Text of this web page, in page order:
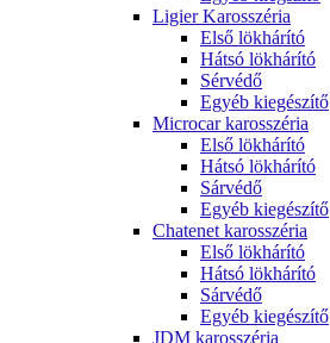
Ligier Karosszéria
Első lökhárító
Hátsó lökhárító
Sérvédő
Egyéb kiegészítő
Microcar karosszéria
Első lökhárító
Hátsó lökhárító
Sárvédő
Egyéb kiegészítő
Chatenet karosszéria
Első lökhárító
Hátsó lökhárító
Sárvédő
Egyéb kiegészítő
JDM karosszéria